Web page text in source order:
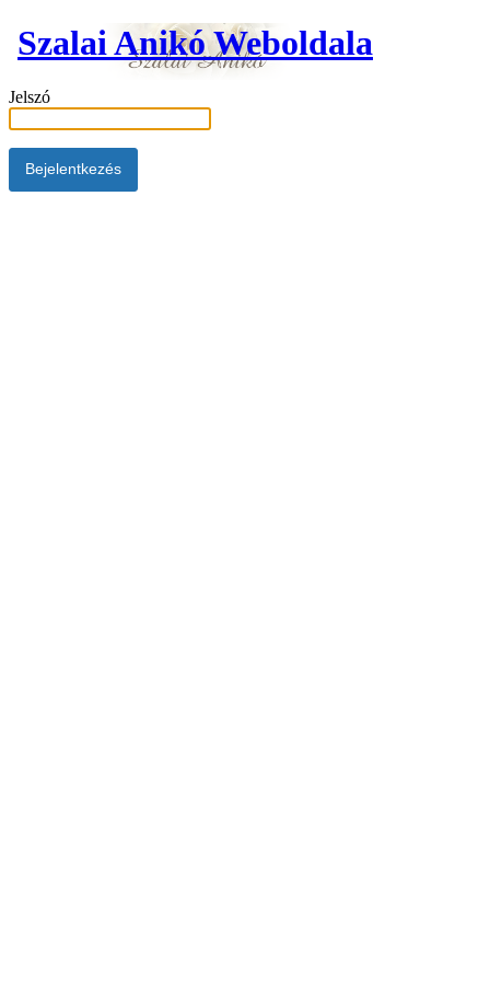
Szalai Anikó Weboldala
Jelszó